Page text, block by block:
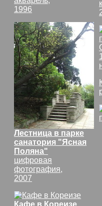
1996
Лестница в парке
санатория "Ясная
Поляна"
цифровая
фотография,
2007
Кафе в Кореизе